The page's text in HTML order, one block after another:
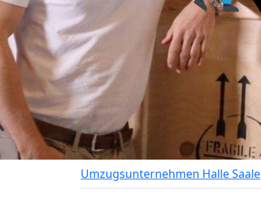
Umzugsunternehmen Halle Saale